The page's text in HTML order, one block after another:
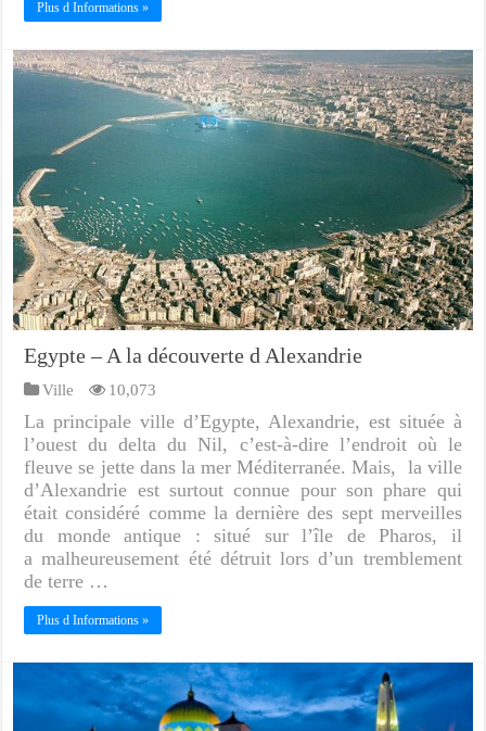
Plus d Informations »
Egypte – A la découverte d Alexandrie
Ville 10,073
La principale ville d’Egypte, Alexandrie, est située à
l’ouest du delta du Nil, c’est-à-dire l’endroit où le
fleuve se jette dans la mer Méditerranée. Mais, la ville
d’Alexandrie est surtout connue pour son phare qui
était considéré comme la dernière des sept merveilles
du monde antique : situé sur l’île de Pharos, il
a malheureusement été détruit lors d’un tremblement
de terre …
Plus d Informations »